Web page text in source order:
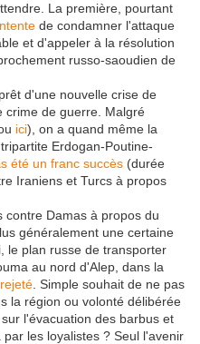
La première, pourtant
de condamner l'attaque
et d'appeler à la résolution
russo-saoudien de
d'une nouvelle crise de
crime de guerre. Malgré
ici), on a quand même la
Erdogan-Poutine-
été un franc succès (durée
Iraniens et Turcs à propos
contre Damas à propos du
généralement une certaine
le plan russe de transporter
au nord d'Alep, dans la
. Simple souhait de ne pas
la région ou volonté délibérée
l'évacuation des barbus et
les loyalistes ? Seul l'avenir